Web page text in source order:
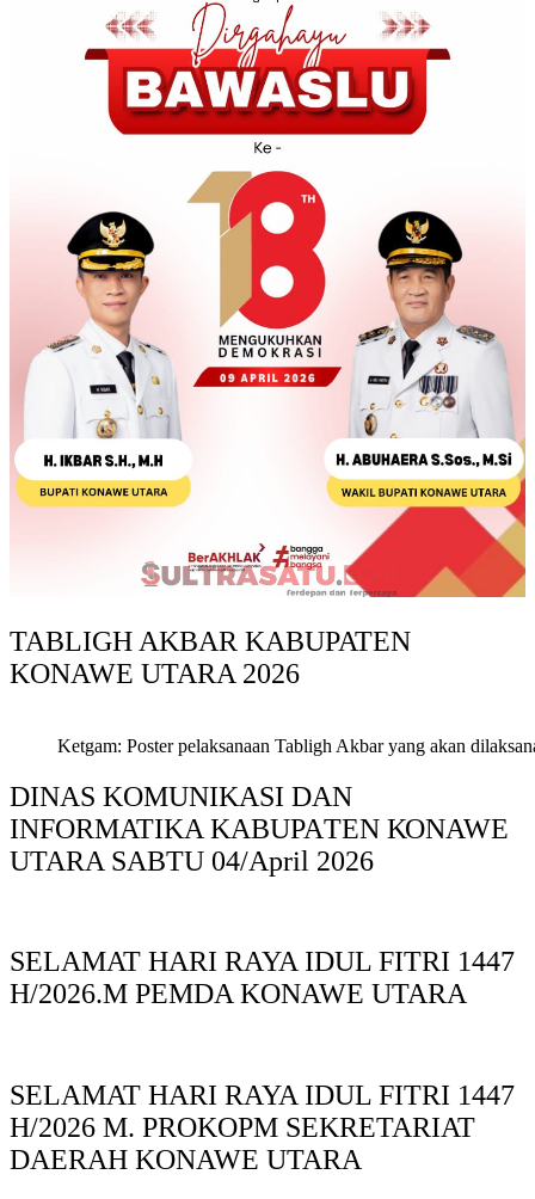
TABLIGH AKBAR KABUPATEN
KONAWE UTARA 2026
Ketgam: Poster pelaksanaan Tabligh Akbar yang akan
DINAS KOMUNIKASI DAN
INFORMATIKA KABUPAΤΕΝ ΚΟNAWE
UTARA SABTU 04/April 2026
SELAMAT HARI RAYA IDUL FITRI 1447
H/2026.M PEMDA KONAWE UTARA
SELAMAT HARI RAYA IDUL FITRI 1447
H/2026 M. PROKOPM SEKRETARIAT
DAERAH KONAWE UTARA